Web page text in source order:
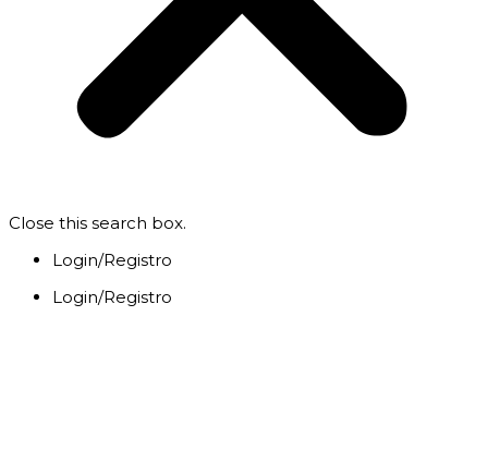
Close this search box.
Login/Registro
Login/Registro